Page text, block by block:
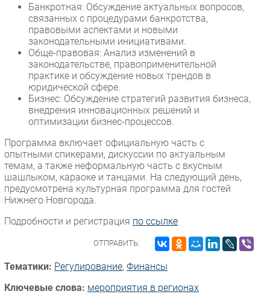
Торговые сети
Оборудование
ПО
Outsourcing
Кадры
Регулирование
Финансы
Web
Безопасность
Инновации
CIO/Управление ИТ
Гаджеты
Новости
Аналитика
Банкротная: Обсуждение актуальных вопросов,
связанных с процедурами банкротства,
правовыми аспектами и новыми
законодательными инициативами.
Обще-правовая: Анализ изменений в
законодательстве, правоприменительной
практике и обсуждение новых трендов в
юридической сфере.
Бизнес: Обсуждение стратегий развития бизнеса,
внедрения инновационных решений и
оптимизации бизнес-процессов.
Программа включает официальную часть с
опытными спикерами, дискуссии по актуальным
темам, а также неформальную часть с вкусным
шашлыком, караоке и танцами. На следующий день,
предусмотрена культурная программа для гостей
Нижнего Новгорода.
Подробности и регистрация по ссылке
ОТПРАВИТЬ:
Тематики: Регулирование, Финансы
Ключевые слова: мероприятия в регионах